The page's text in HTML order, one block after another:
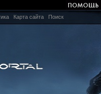
Карта сайта Поиск